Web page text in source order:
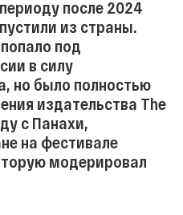
после 2024
из страны.
под
в силу
но было полностью
издательства The
с Панахи,
на фестивале
модерировал